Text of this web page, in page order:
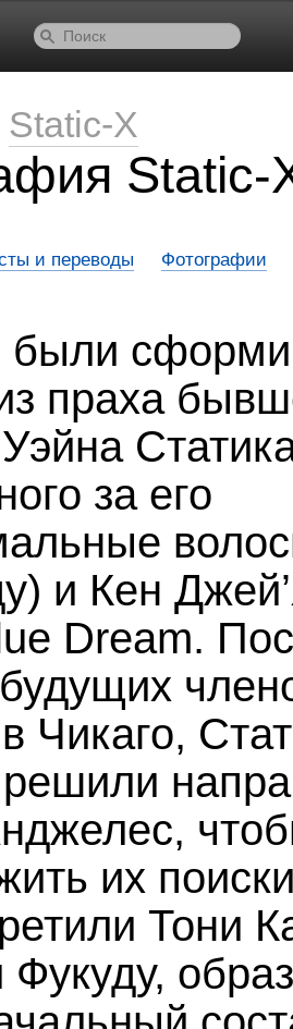
Static-X
Static-
и переводы Фотографии
были
праха
за его
и Кен
Dream.
Чикаго,
их
Тони
Фукуду,